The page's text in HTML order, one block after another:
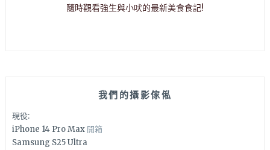
隨時觀看強生與小吠的最新美食食記!
我們的攝影傢俬
現役:
iPhone 14 Pro Max 開箱
Samsung S25 Ultra